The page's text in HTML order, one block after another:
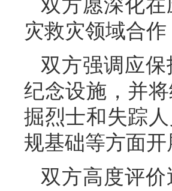
双方愿深化
灾救灾领域合
双方强调应
纪念设施，并
掘烈士和失踪
规基础等方面开
双方高度评